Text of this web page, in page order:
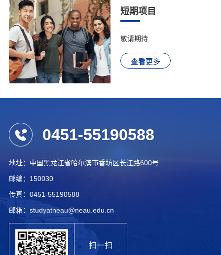
临床兽医学工程学院18.农业
短期项目
敬请期待
查看更多
0451-55190588
地址：中国黑龙江省哈尔滨市香坊区长江路600号
邮编：150030
传真：0451-55190588
邮箱：studyatneau@neau.edu.cn
扫一扫